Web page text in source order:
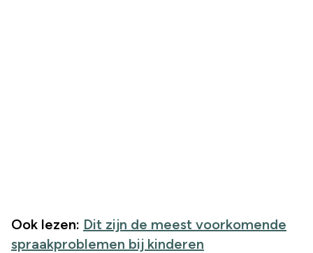
Ook lezen: Dit zijn de meest voorkomende
spraakproblemen bij kinderen